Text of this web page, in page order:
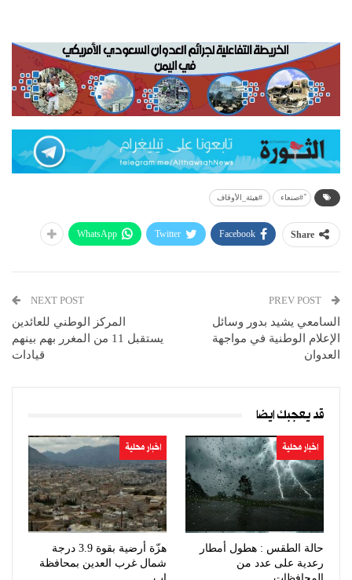
ً#صنعاء #هيئة_الأوقاف
Share
Facebook
Twitter
WhatsApp
السامعي يشيد بدور وسائل
الإعلام الوطنية في مواجهة
العدوان
NEXT POST
المركز الوطني للعائدين
يستقبل 11 من المغرر بهم بينهم
قيادات
قد يعجبك ايضا
اخبار محلية
حالة الطقس : هطول أمطار
رعدية على عدد من
اخبار محلية
هزّة أرضية بقوة 3.9 درجة
شمال غرب العدين بمحافظة